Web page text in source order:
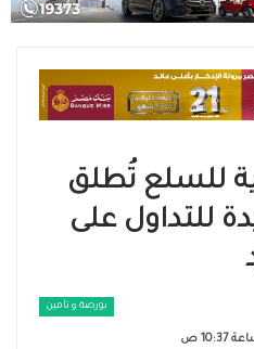
للسلع تُطلق
للتداول على
بورصة و تأمين